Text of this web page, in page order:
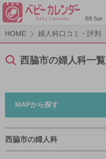
8/9 Sun
HOME 婦人科口コミ・評判
西脇市の婦人科一覧
MAPから探す
西脇市の婦人科